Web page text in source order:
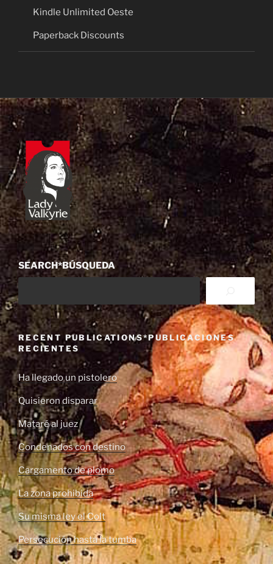
Kindle Unlimited Oeste
Paperback Discounts
SEARCH*BÚSQUEDA
RECENT PUBLICATIONS*PUBLICACIONES
RECIENTES
Ha llegado un pistolero
Quisieron disparar
Mataré al juez
Condenados con destino
Cargamento de plomo
La zona prohibida
Su misma ley el Colt
Persecución hasta la tumba